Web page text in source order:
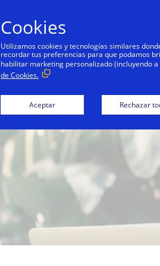
Personas
Cookies
Utilizamos cookies y tecnologías similares
recordar tus preferencias para que podamos
habilitar marketing personalizado (incluyendo
de Cookies.
Aceptar Rechazar